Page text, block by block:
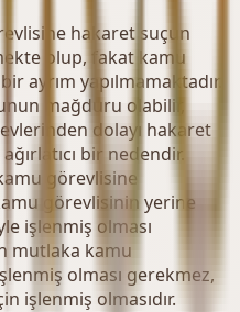
hakaret suçun
olup, fakat kamu
ayrım yapılmamaktadır.
mağduru olabilir,
dolayı hakaret
bir nedendir.
görevlisine
görevlisinin yerine
işlenmiş olması
mutlaka kamu
olması gerekmez,
işlenmiş olmasıdır.